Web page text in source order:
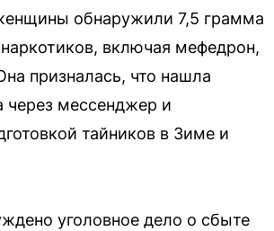
обнаружили 7,5 грамма
включая мефедрон,
призналась, что нашла
через мессенджер и
тайников в Зиме и
уголовное дело о сбыте